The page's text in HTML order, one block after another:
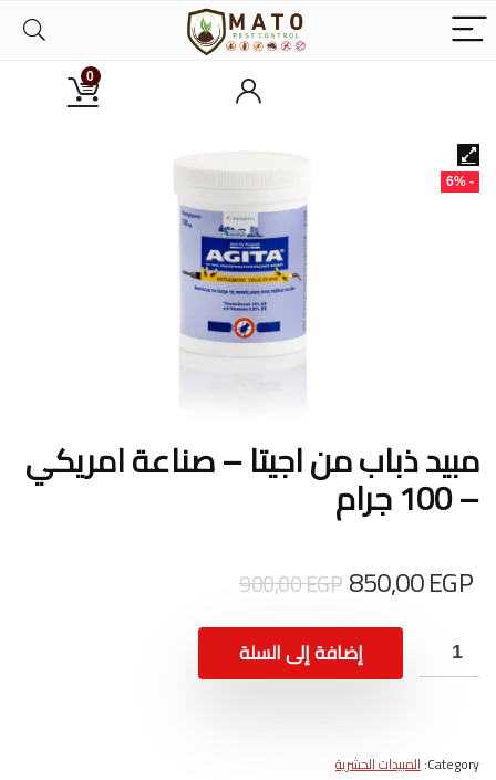
0
- 6%
مبيد ذباب من اجيتا – صناعة امريكي
– 100 جرام
900,00EGP850,00EGP
إضافة إلى السلة
Category: المبيدات الحشرية